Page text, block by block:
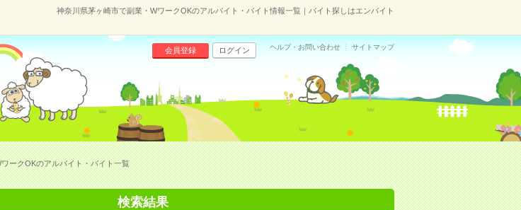
神奈川県茅ヶ崎市で副業・WワークOKのアルバイト・バイト情報一覧｜バイト探しはエンバイト
会員登録 ログイン ヘルプ・お問い合わせ サイトマップ
ークOKのアルバイト・バイト一覧
検索結果